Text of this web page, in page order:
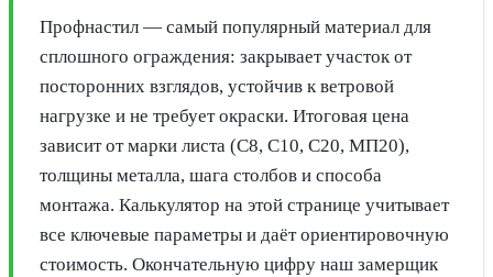
Профнастил — самый популярный материал для
сплошного ограждения: закрывает участок от
посторонних взглядов, устойчив к ветровой
нагрузке и не требует окраски. Итоговая цена
зависит от марки листа (С8, С10, С20, МП20),
толщины металла, шага столбов и способа
монтажа. Калькулятор на этой странице учитывает
все ключевые параметры и даёт ориентировочную
стоимость. Окончательную цифру наш замерщик